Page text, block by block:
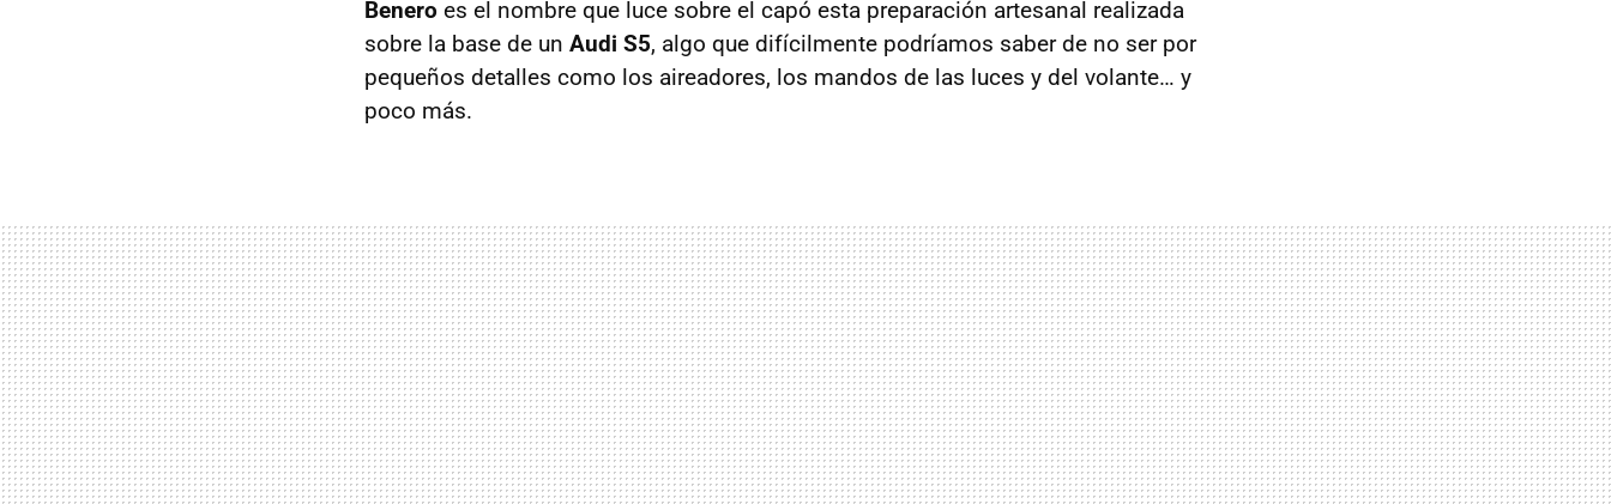
Benero es el nombre que luce sobre el capó esta preparación artesanal realizada
sobre la base de un Audi S5, algo que difícilmente podríamos saber de no ser por
pequeños detalles como los aireadores, los mandos de las luces y del volante… y
poco más.